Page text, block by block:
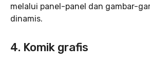
melalui panel-panel dan gambar-
dinamis.
4. Komik grafis